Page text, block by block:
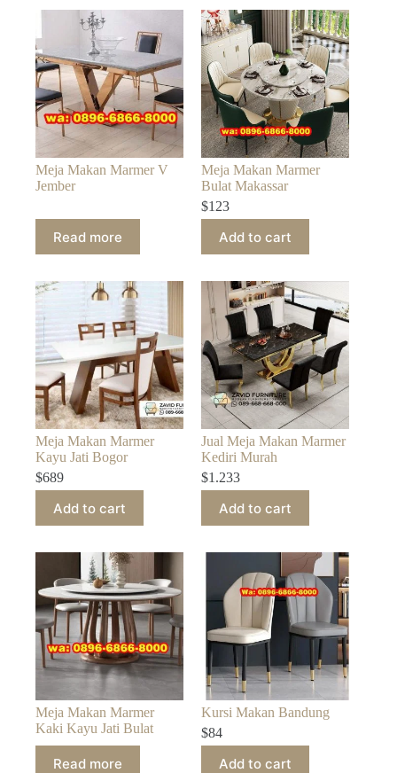
Meja Makan Marmer V
Jember
Read more
Meja Makan Marmer
Bulat Makassar
$123
Add to cart
Meja Makan Marmer
Kayu Jati Bogor
$689
Add to cart
Jual Meja Makan Marmer
Kediri Murah
$1.233
Add to cart
Meja Makan Marmer
Kaki Kayu Jati Bulat
Read more
Kursi Makan Bandung
$84
Add to cart